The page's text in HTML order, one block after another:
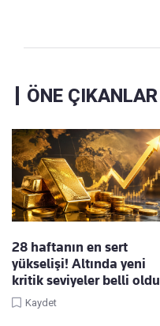
ÖNE ÇIKANLAR
28 haftanın en sert
yükselişi! Altında yeni
kritik seviyeler belli oldu
Kaydet